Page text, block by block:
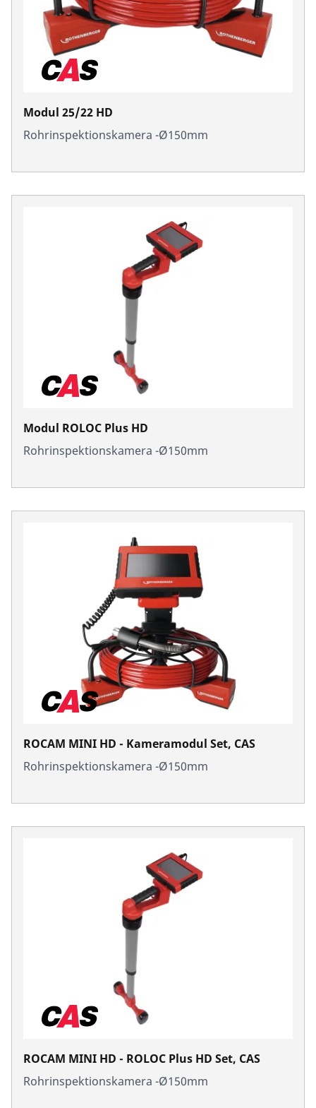
Modul 25/22 HD
Rohrinspektionskamera -Ø150mm
Modul ROLOC Plus HD
Rohrinspektionskamera -Ø150mm
ROCAM MINI HD - Kameramodul Set, CAS
Rohrinspektionskamera -Ø150mm
ROCAM MINI HD - ROLOC Plus HD Set, CAS
Rohrinspektionskamera -Ø150mm